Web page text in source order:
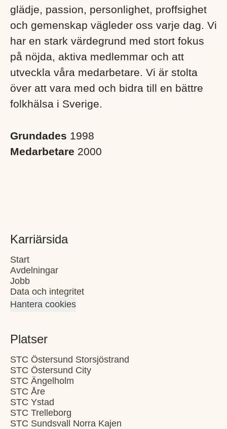
glädje, passion, personlighet, proffsighet
och gemenskap vägleder oss varje dag. Vi
har en stark värdegrund med stort fokus
på nöjda, aktiva medlemmar och att
utveckla våra medarbetare. Vi är stolta
över att vara med och bidra till en bättre
folkhälsa i Sverige. ​
Grundades 1998
Medarbetare 2000
Karriärsida
Start
Avdelningar
Jobb
Data och integritet
Hantera cookies
Platser
STC Östersund Storsjöstrand
STC Östersund City
STC Ängelholm
STC Åre
STC Ystad
STC Trelleborg
STC Sundsvall Norra Kajen